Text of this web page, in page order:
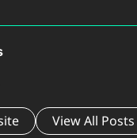
View All Posts